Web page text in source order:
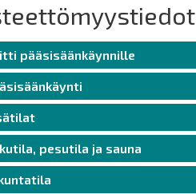
pääsisäänkäynnille
pesutila ja sauna